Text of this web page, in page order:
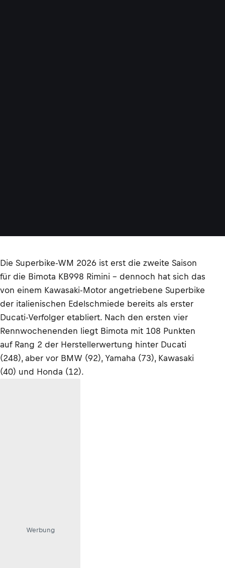
Die Superbike-WM 2026 ist erst die zweite Saison
für die Bimota KB998 Rimini – dennoch hat sich das
von einem Kawasaki-Motor angetriebene Superbike
der italienischen Edelschmiede bereits als erster
Ducati-Verfolger etabliert. Nach den ersten vier
Rennwochenenden liegt Bimota mit 108 Punkten
auf Rang 2 der Herstellerwertung hinter Ducati
(248), aber vor BMW (92), Yamaha (73), Kawasaki
(40) und Honda (12).
Werbung